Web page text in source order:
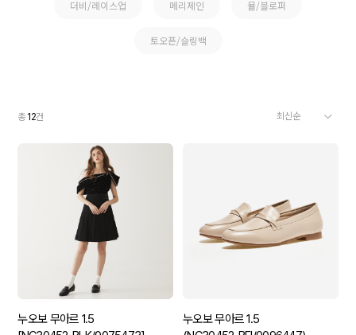
더비/레이스업 메리제인 뮬/블로퍼
토오픈/슬링백
총 12건
누오보 무아르 1.5
누오보 무아르 1.5